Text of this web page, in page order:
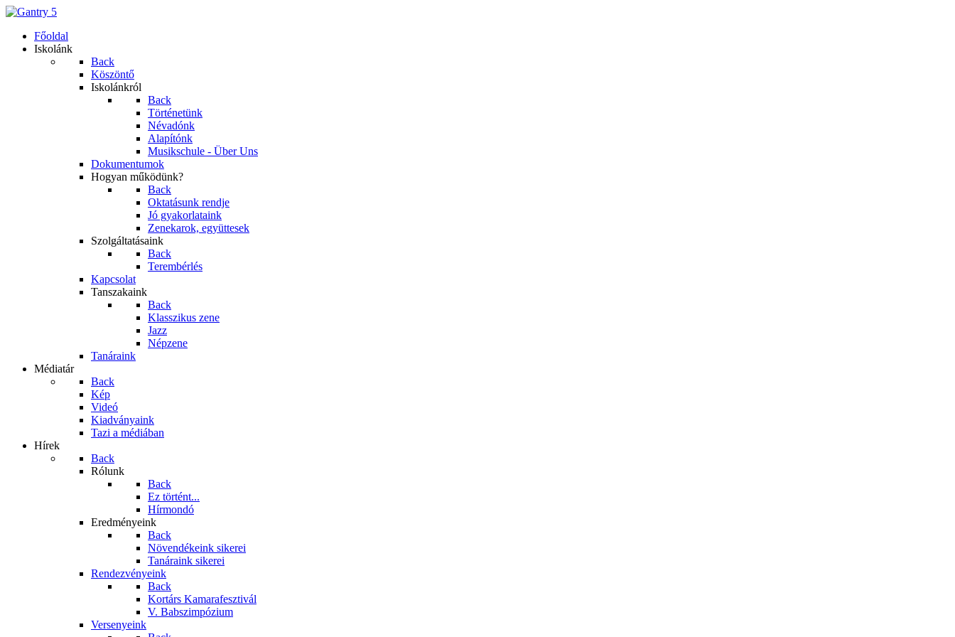
Főoldal
Iskolánk
Back
Köszöntő
Iskolánkról
Back
Történetünk
Névadónk
Alapítónk
Musikschule - Über Uns
Dokumentumok
Hogyan működünk?
Back
Oktatásunk rendje
Jó gyakorlataink
Zenekarok, együttesek
Szolgáltatásaink
Back
Terembérlés
Kapcsolat
Tanszakaink
Back
Klasszikus zene
Jazz
Népzene
Tanáraink
Médiatár
Back
Kép
Videó
Kiadványaink
Tazi a médiában
Hírek
Back
Rólunk
Back
Ez történt...
Hírmondó
Eredményeink
Back
Növendékeink sikerei
Tanáraink sikerei
Rendezvényeink
Back
Kortárs Kamarafesztivál
V. Babszimpózium
Versenyeink